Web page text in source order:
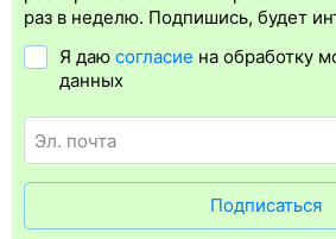
упрощает жизнь пассажиру. Её плюс в
Электронная регистрация доступна
исключение составляют поезда
в электронном ж/д билете. А в случае
регистрации еще и распечатка
раз в неделю. Подпишись, будет
Я даю согласие на обработку
данных
Подписаться